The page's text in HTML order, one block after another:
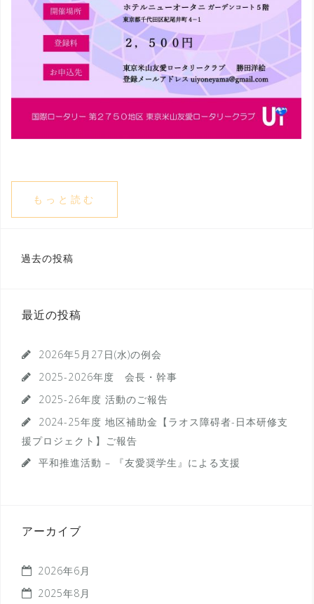
もっと読む
投
ナ
ゲ
ー
シ
ョ
ン
過去の投稿
最近の投稿
2026年5月27日(水)の例会
2025-2026年度 会長・幹事
2025-26年度 活動のご報告
2024-25年度 地区補助金【ラオス障碍者-日本研修支
援プロジェクト】ご報告
平和推進活動 – 『友愛奨学生』による支援
アーカイブ
2026年6月
2025年8月